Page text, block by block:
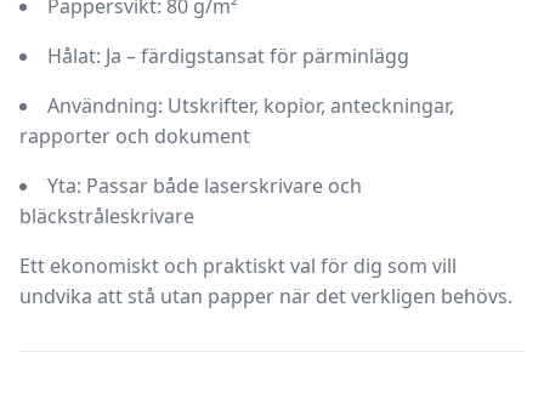
Pappersvikt: 80 g/m²
Hålat: Ja – färdigstansat för pärminlägg
Användning: Utskrifter, kopior, anteckningar,
rapporter och dokument
Yta: Passar både laserskrivare och
bläckstråleskrivare
Ett ekonomiskt och praktiskt val för dig som vill
undvika att stå utan papper när det verkligen behövs.